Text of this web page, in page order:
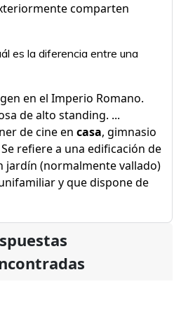
comparten
es la diferencia entre una
en el Imperio Romano.
de alto standing. ...
de cine en casa, gimnasio
Se refiere a una edificación de
jardín (normalmente vallado)
y que dispone de